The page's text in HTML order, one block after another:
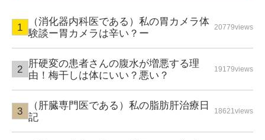
（消化器内科医である）私の胃カメラ体
験談ー胃カメラは辛い？ー
20779views
肝硬変の患者さんの腹水が増悪する理
由！梅干しは体にいい？悪い？
19179views
（肝臓専門医である）私の脂肪肝治療日
記
18621views